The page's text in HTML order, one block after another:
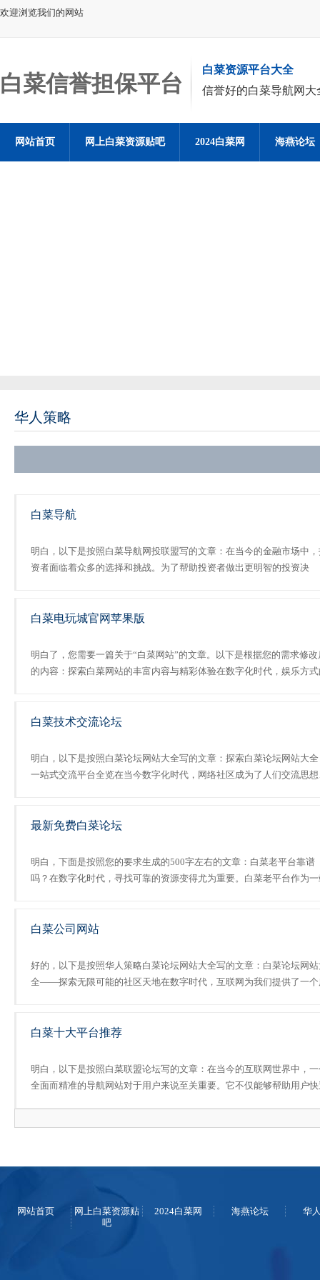
欢迎浏览我们的网站
白菜信誉担保平台
白菜资源平台大全
信誉好的白菜导航网大
网站首页 网上白菜资源贴吧 2024白菜网 海燕论坛
华人策略
白菜导航
明白，以下是按照白菜导航网投联盟写的文章：在当今的金融市场中
资者面临着众多的选择和挑战。为了帮助投资者做出更明智的投资决
白菜电玩城官网苹果版
明白了，您需要一篇关于“白菜网站”的文章。以下是根据您的需求修改
的内容：探索白菜网站的丰富内容与精彩体验在数字化时代，娱乐方
白菜技术交流论坛
明白，以下是按照白菜论坛网站大全写的文章：探索白菜论坛网站大
一站式交流平台全览在当今数字化时代，网络社区成为了人们交流思
最新免费白菜论坛
明白，下面是按照您的要求生成的500字左右的文章：白菜老平台靠谱
吗？在数字化时代，寻找可靠的资源变得尤为重要。白菜老平台作为
白菜公司网站
好的，以下是按照华人策略白菜论坛网站大全写的文章：白菜论坛网
全——探索无限可能的社区天地在数字时代，互联网为我们提供了一个
白菜十大平台推荐
明白，以下是按照白菜联盟论坛写的文章：在当今的互联网世界中，
全面而精准的导航网站对于用户来说至关重要。它不仅能够帮助用户
网站首页
网上白菜资源贴
吧
2024白菜网 海燕论坛 华